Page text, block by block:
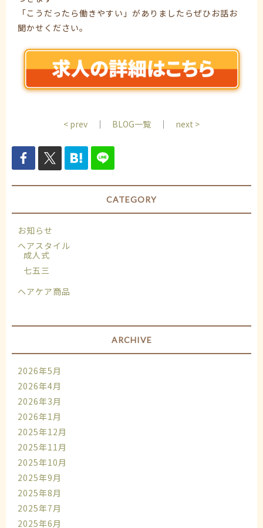
「こうだったら働きやすい」がありましたらぜひお話お
聞かせください。
< prev ｜ BLOG一覧 ｜ next >
CATEGORY
お知らせ
ヘアスタイル
成人式
七五三
ヘアケア商品
ARCHIVE
2026年5月
2026年4月
2026年3月
2026年1月
2025年12月
2025年11月
2025年10月
2025年9月
2025年8月
2025年7月
2025年6月